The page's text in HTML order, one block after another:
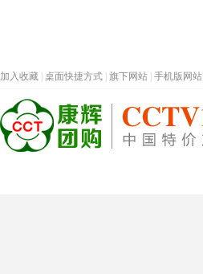
加入收藏 桌面快捷方式 旗下网站 手机版网站